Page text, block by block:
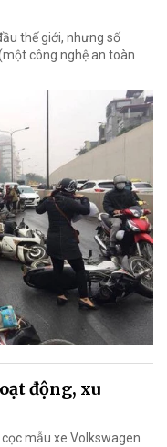
thế giới, nhưng số
công nghệ an toàn
động, xu
mẫu xe Volkswagen